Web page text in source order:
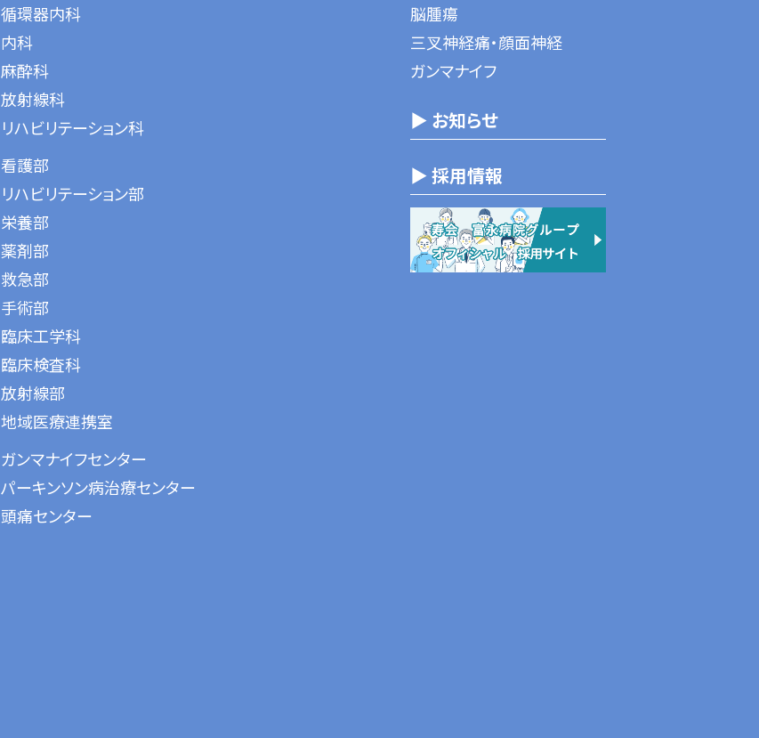
循環器内科
内科
麻酔科
放射線科
リハビリテーション科
看護部
リハビリテーション部
栄養部
薬剤部
救急部
手術部
臨床工学科
臨床検査科
放射線部
地域医療連携室
ガンマナイフセンター
パーキンソン病治療センター
頭痛センター
脳腫瘍
三叉神経痛・顔面神経
ガンマナイフ
▶ お知らせ
▶ 採用情報